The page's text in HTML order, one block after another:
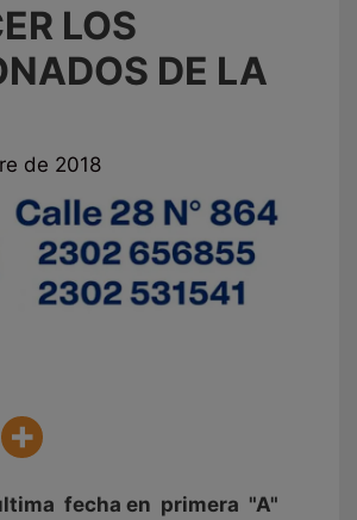
LOS
DE LA
de 2018
fecha en primera "A"